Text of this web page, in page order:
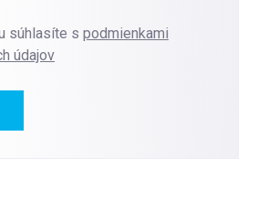
súhlasíte s podmienkami
údajov